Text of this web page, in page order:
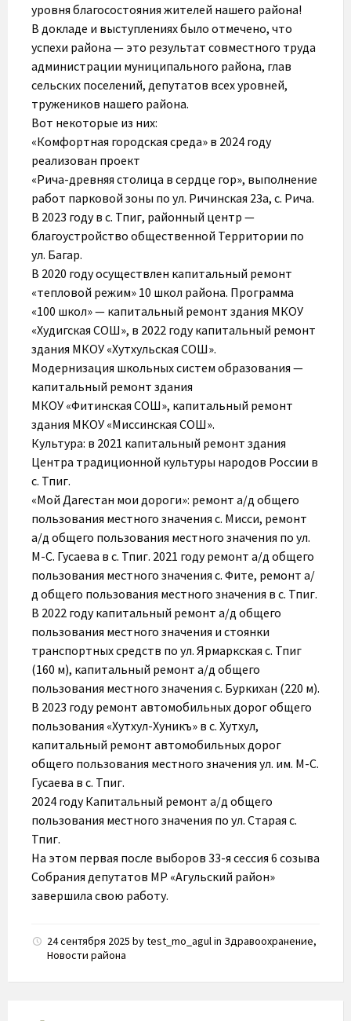
уровня благосостояния жителей нашего района!
В докладе и выступлениях было отмечено, что
успехи района — это результат совместного труда
администрации муниципального района, глав
сельских поселений, депутатов всех уровней,
тружеников нашего района.
Вот некоторые из них:
«Комфортная городская среда» в 2024 году
реализован проект
«Рича-древняя столица в сердце гор», выполнение
работ парковой зоны по ул. Ричинская 23а, с. Рича.
В 2023 году в с. Тпиг, районный центр —
благоустройство общественной Территории по
ул. Багар.
В 2020 году осуществлен капитальный ремонт
«тепловой режим» 10 школ района. Программа
«100 школ» — капитальный ремонт здания МКОУ
«Худигская СОШ», в 2022 году капитальный ремонт
здания МКОУ «Хутхульская СОШ».
Модернизация школьных систем образования —
капитальный ремонт здания
МКОУ «Фитинская СОШ», капитальный ремонт
здания МКОУ «Миссинская СОШ».
Культура: в 2021 капитальный ремонт здания
Центра традиционной культуры народов России в
с. Тпиг.
«Мой Дагестан мои дороги»: ремонт а/д общего
пользования местного значения с. Мисси, ремонт
а/д общего пользования местного значения по ул.
М-С. Гусаева в с. Тпиг. 2021 году ремонт а/д общего
пользования местного значения с. Фите, ремонт а/
д общего пользования местного значения в с. Тпиг.
В 2022 году капитальный ремонт а/д общего
пользования местного значения и стоянки
транспортных средств по ул. Ярмаркская с. Тпиг
(160 м), капитальный ремонт а/д общего
пользования местного значения с. Буркихан (220 м).
В 2023 году ремонт автомобильных дорог общего
пользования «Хутхул-Хуникъ» в с. Хутхул,
капитальный ремонт автомобильных дорог
общего пользования местного значения ул. им. М-С.
Гусаева в с. Тпиг.
2024 году Капитальный ремонт а/д общего
пользования местного значения по ул. Старая с.
Тпиг.
На этом первая после выборов 33-я сессия 6 созыва
Собрания депутатов МР «Агульский район»
завершила свою работу.
24 сентября 2025 bytest_mo_agulin Здравоохранение,
Новости района